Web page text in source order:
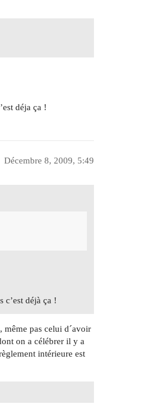
déja ça !
Décembre 8, 2009, 5:49
déjà ça !
même pas celui d´avoir
on a célébrer il y a
intérieure est